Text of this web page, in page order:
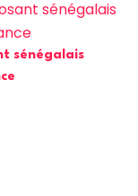
sénégalais